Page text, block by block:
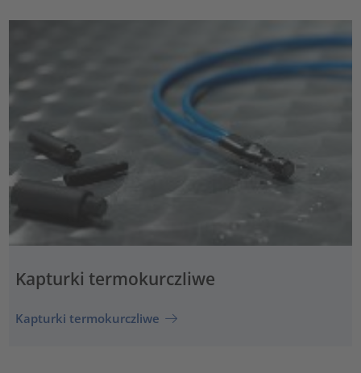
Kapturki termokurczliwe
Kapturki termokurczliwe